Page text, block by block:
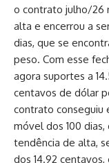
o contrato julho/26
alta e encerrou a
dias, que se
peso. Com esse
agora suportes a
centavos de dólar
contrato conseguiu
móvel dos 100
tendência de alta,
dos 14.92